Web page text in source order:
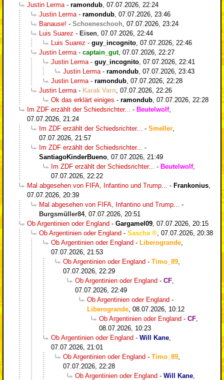
Justin Lerma - ramondub 07.07.2026, 22:24
Justin Lerma - ramondub 07.07.2026, 23:46
Banause! - Schoeneschooh 07.07.2026, 23:24
Luis Suarez - Eisen 07.07.2026, 22:44
Luis Suarez - guy_incognito 07.07.2026, 22:46
Justin Lerma - captain_gut, 07.07.2026, 22:27
Justin Lerma - guy_incognito 07.07.2026, 22:41
Justin Lerma - ramondub 07.07.2026, 23:43
Justin Lerma - ramondub 07.07.2026, 22:28
Justin Lerma - Karak Varn 07.07.2026, 22:26
Ok das erklärt einiges - ramondub 07.07.2026, 22:28
Im ZDF erzählt der Schiedsrichter...
- Beutelwolf,
07.07.2026, 21:24
Im ZDF erzählt der Schiedsrichter...
- Smeller
07.07.2026, 21:57
Im ZDF erzählt der Schiedsrichter...
-
SantiagoKinderBueno 07.07.2026, 21:49
Im ZDF erzählt der Schiedsrichter...
- Beutelwolf,
07.07.2026, 22:22
Mal abgesehen von FIFA, Infantino und Trump...
- Frankonius
07.07.2026, 20:39
Mal abgesehen von FIFA, Infantino und Trump...
-
Burgsmüller84, 07.07.2026, 20:51
Ob Argentinien oder England - Gargamel09 07.07.2026, 20:15
Ob Argentinien oder England - Sascha
07.07.2026, 20:38
Ob Argentinien oder England - Liberogrande
07.07.2026, 21:53
Ob Argentinien oder England - Timo_89
07.07.2026, 22:29
Ob Argentinien oder England - CF
07.07.2026, 22:49
Ob Argentinien oder England -
Liberogrande 08.07.2026, 10:12
Ob Argentinien oder England - CF
08.07.2026, 10:23
Ob Argentinien oder England - Will Kane
07.07.2026, 21:01
Ob Argentinien oder England - Timo_89
07.07.2026, 22:28
Ob Argentinien oder England - Will Kane